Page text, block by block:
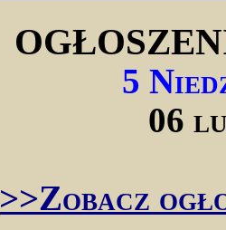
5
06
>>Zobacz